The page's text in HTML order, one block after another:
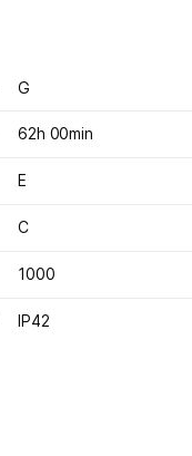
G
62h 00min
E
C
1000
IP42